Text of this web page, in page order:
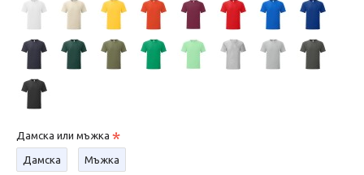
Дамска или мъжка
Дамска Мъжка